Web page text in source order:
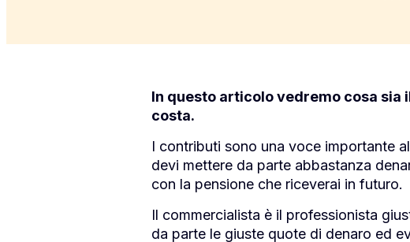
In questo articolo vedremo cosa sia
costa.
I contributi sono una voce importante
devi mettere da parte abbastanza
con la pensione che riceverai in futuro.
Il commercialista è il professionista
da parte le giuste quote di denaro ed